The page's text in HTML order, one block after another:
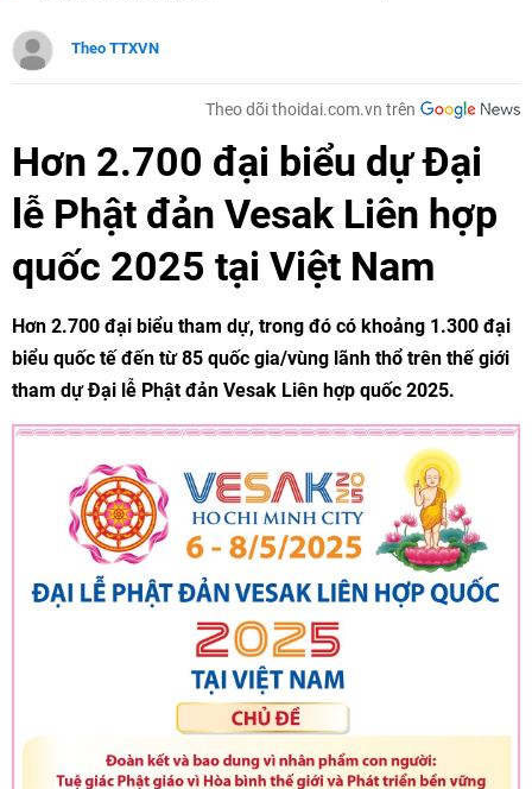
Theo TTXVN
Theo dõi thoidai.com.vn trên
Hơn 2.700 đại biểu dự Đại
lễ Phật đản Vesak Liên hợp
quốc 2025 tại Việt Nam
Hơn 2.700 đại biểu tham dự, trong đó có khoảng 1.300 đại
biểu quốc tế đến từ 85 quốc gia/vùng lãnh thổ trên thế giới
tham dự Đại lễ Phật đản Vesak Liên hợp quốc 2025.